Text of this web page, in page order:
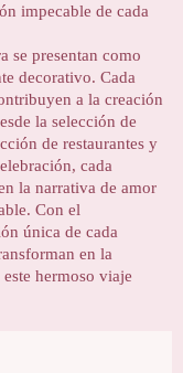
impecable de cada
se presentan como
decorativo. Cada
a la creación
la selección de
de restaurantes y
cada
la narrativa de amor
Con el
única de cada
en la
hermoso viaje